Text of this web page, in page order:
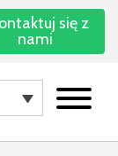
się z
nami